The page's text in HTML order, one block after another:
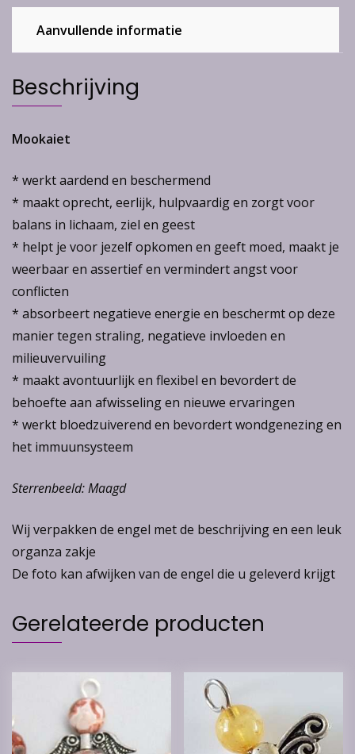
Aanvullende informatie
Beschrijving
Mookaiet
* werkt aardend en beschermend
* maakt oprecht, eerlijk, hulpvaardig en zorgt voor
balans in lichaam, ziel en geest
* helpt je voor jezelf opkomen en geeft moed, maakt je
weerbaar en assertief en vermindert angst voor
conflicten
* absorbeert negatieve energie en beschermt op deze
manier tegen straling, negatieve invloeden en
milieuvervuiling
* maakt avontuurlijk en flexibel en bevordert de
behoefte aan afwisseling en nieuwe ervaringen
* werkt bloedzuiverend en bevordert wondgenezing en
het immuunsysteem
Sterrenbeeld: Maagd
Wij verpakken de engel met de beschrijving en een leuk
organza zakje
De foto kan afwijken van de engel die u geleverd krijgt
Gerelateerde producten